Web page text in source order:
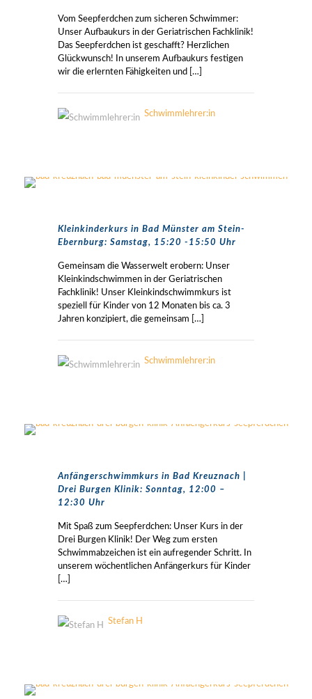
Vom Seepferdchen zum sicheren Schwimmer:
Unser Aufbaukurs in der Geriatrischen Fachklinik!
Das Seepferdchen ist geschafft? Herzlichen
Glückwunsch! In unserem Aufbaukurs festigen
wir die erlernten Fähigkeiten und […]
Schwimmlehrer:in
Kleinkinderkurs in Bad Münster am Stein-
Ebernburg: Samstag, 15:20 -15:50 Uhr
Gemeinsam die Wasserwelt erobern: Unser
Kleinkindschwimmen in der Geriatrischen
Fachklinik! Unser Kleinkindschwimmkurs ist
speziell für Kinder von 12 Monaten bis ca. 3
Jahren konzipiert, die gemeinsam […]
Schwimmlehrer:in
Anfängerschwimmkurs in Bad Kreuznach |
Drei Burgen Klinik: Sonntag, 12:00 –
12:30 Uhr
Mit Spaß zum Seepferdchen: Unser Kurs in der
Drei Burgen Klinik! Der Weg zum ersten
Schwimmabzeichen ist ein aufregender Schritt. In
unserem wöchentlichen Anfängerkurs für Kinder
[…]
Stefan H